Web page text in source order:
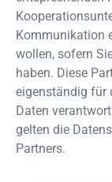
Kommunikation
wollen, sofern
haben. Diese
eigenständig für
Daten
gelten die
Partners.